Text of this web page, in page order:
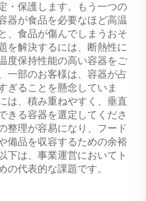
・保護します。もう一つの
器が食品を必要なほど高温
、食品が傷んでしまうおそ
を解決するには、断熱性に
度保持性能の高い容器をご
一部のお客様は、容器が占
ぎることを懸念していま
は、積み重ねやすく、垂直
きる容器を選定してくださ
整理が容易になり、フード
備品を収容するための余裕
下は、事業運営においてト
の代表的な課題です。